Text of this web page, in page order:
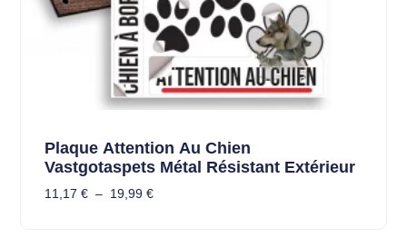
Plaque Attention Au Chien
Vastgotaspets Métal Résistant Extérieur
11,17 € – 19,99 €